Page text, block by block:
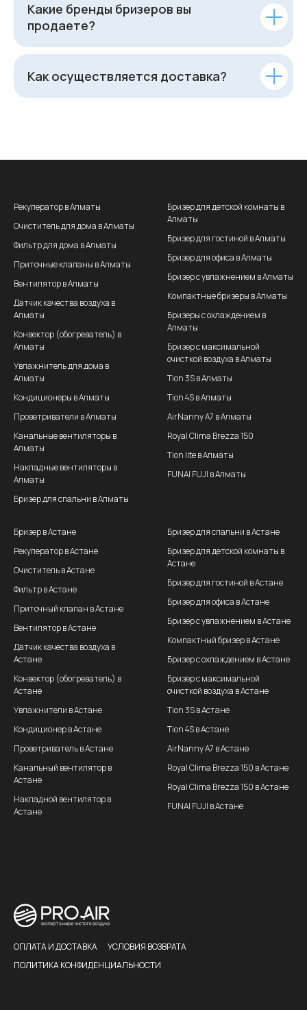
Какие бренды бризеров вы
продаете?
Как осуществляется доставка?
Рекуператор в Алматы
Очиститель для дома в Алматы
Фильтр для дома в Алматы
Приточные клапаны в Алматы
Вентилятор в Алматы
Датчик качества воздуха в
Алматы
Конвектор (обогреватель) в
Алматы
Увлажнитель для дома в
Алматы
Кондиционеры в Алматы
Проветриватели в Алматы
Канальные вентиляторы в
Алматы
Накладные вентиляторы в
Алматы
Бризер для спальни в Алматы
Бризер для детской комнаты в
Алматы
Бризер для гостиной в Алматы
Бризер для офиса в Алматы
Бризер с увлажнением в Алматы
Компактные бризеры в Алматы
Бризеры с охлаждением в
Алматы
Бризер с максимальной
очисткой воздуха в Алматы
Tion 3S в Алматы
Tion 4S в Алматы
AirNanny A7 в Алматы
Royal Clima Brezza 150
Tion lite в Алматы
FUNAI FUJI в Алматы
Бризер в Астане
Рекуператор в Астане
Очиститель в Астане
Фильтр в Астане
Приточный клапан в Астане
Вентилятор в Астане
Датчик качества воздуха в
Астане
Конвектор (обогреватель) в
Астане
Увлажнители в Астане
Кондиционер в Астане
Проветриватель в Астане
Канальный вентилятор в
Астане
Накладной вентилятор в
Астане
Бризер для спальни в Астане
Бризер для детской комнаты в
Астане
Бризер для гостиной в Астане
Бризер для офиса в Астане
Бризер с увлажнением в Астане
Компактный бризер в Астане
Бризер с охлаждением в Астане
Бризер с максимальной
очисткой воздуха в Астане
Tion 3S в Астане
Tion 4S в Астане
AirNanny A7 в Астане
Royal Clima Brezza 150 в Астане
Royal Clima Brezza 150 в Астане
FUNAI FUJI в Астане
ОПЛАТА И ДОСТАВКА
УСЛОВИЯ ВОЗВРАТА
ПОЛИТИКА КОНФИДЕНЦИАЛЬНОСТИ